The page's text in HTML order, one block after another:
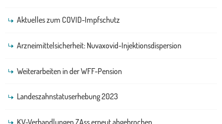
Aktuelles zum COVID-Impfschutz
Arzneimittelsicherheit: Nuvaxovid-Injektionsdispersion
Weiterarbeiten in der WFF-Pension
Landeszahnstatuserhebung 2023
KV-Verhandlungen ZAss erneut abgebrochen